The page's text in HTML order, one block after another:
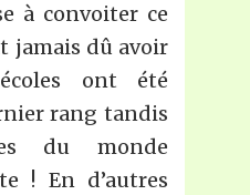
à convoiter ce
jamais dû avoir
ont été
rang tandis
du monde
! En d’autres